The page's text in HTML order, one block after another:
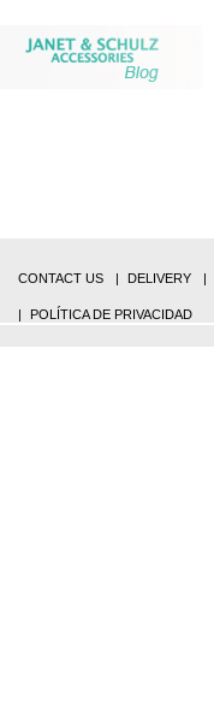
CONTACT US DELIVERY
POLÍTICA DE PRIVACIDAD